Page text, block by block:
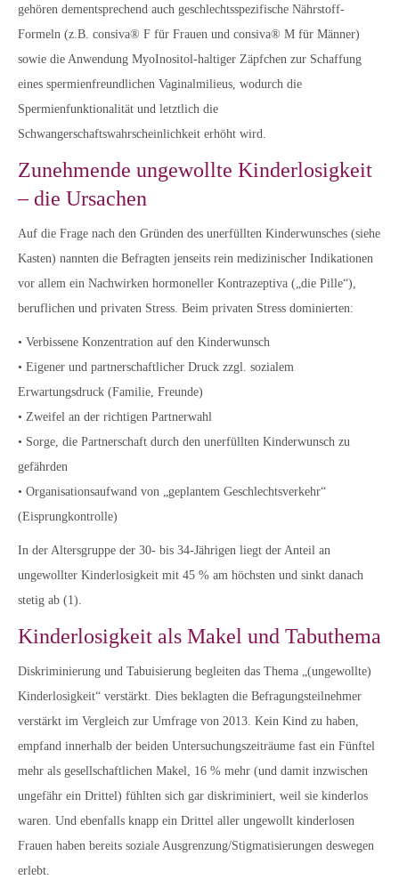
gehören dementsprechend auch geschlechtsspezifische Nährstoff-
Formeln (z.B. consiva® F für Frauen und consiva® M für Männer)
sowie die Anwendung MyoInositol-haltiger Zäpfchen zur Schaffung
eines spermienfreundlichen Vaginalmilieus, wodurch die
Spermienfunktionalität und letztlich die
Schwangerschaftswahrscheinlichkeit erhöht wird.
Zunehmende ungewollte Kinderlosigkeit
– die Ursachen
Auf die Frage nach den Gründen des unerfüllten Kinderwunsches (siehe
Kasten) nannten die Befragten jenseits rein medizinischer Indikationen
vor allem ein Nachwirken hormoneller Kontrazeptiva („die Pille“),
beruflichen und privaten Stress. Beim privaten Stress dominierten:
• Verbissene Konzentration auf den Kinderwunsch
• Eigener und partnerschaftlicher Druck zzgl. sozialem
Erwartungsdruck (Familie, Freunde)
• Zweifel an der richtigen Partnerwahl
• Sorge, die Partnerschaft durch den unerfüllten Kinderwunsch zu
gefährden
• Organisationsaufwand von „geplantem Geschlechtsverkehr“
(Eisprungkontrolle)
In der Altersgruppe der 30- bis 34-Jährigen liegt der Anteil an
ungewollter Kinderlosigkeit mit 45 % am höchsten und sinkt danach
stetig ab (1).
Kinderlosigkeit als Makel und Tabuthema
Diskriminierung und Tabuisierung begleiten das Thema „(ungewollte)
Kinderlosigkeit“ verstärkt. Dies beklagten die Befragungsteilnehmer
verstärkt im Vergleich zur Umfrage von 2013. Kein Kind zu haben,
empfand innerhalb der beiden Untersuchungszeiträume fast ein Fünftel
mehr als gesellschaftlichen Makel, 16 % mehr (und damit inzwischen
ungefähr ein Drittel) fühlten sich gar diskriminiert, weil sie kinderlos
waren. Und ebenfalls knapp ein Drittel aller ungewollt kinderlosen
Frauen haben bereits soziale Ausgrenzung/Stigmatisierungen deswegen
erlebt.